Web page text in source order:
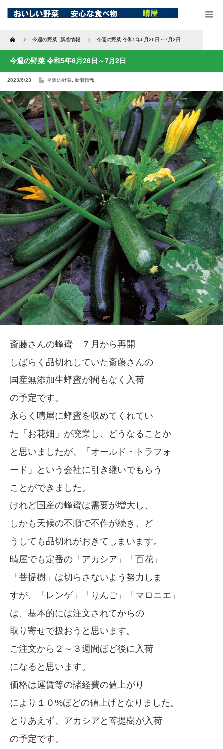
Home 今週の野菜 新着情報 今週の野菜 令和5年6月26日～7月2日
今週の野菜 令和5年6月26日～7月2日
2023/6/23 今週の野菜 新着情報
斎藤さんの蜂蜜 ７月から再開
しばらく品切れしていた斎藤さんの
国産無添加生蜂蜜が間もなく入荷
の予定です。
永らく晴屋に蜂蜜を収めてくれてい
た「お花畑」が廃業し、どうなることか
と思いましたが、「オールド・トラフォ
ード」という会社に引き継いでもらう
ことができました。
けれど国産の蜂蜜は需要が増大し、
しかも天候の不順で不作が続き、ど
うしても品切れがおきてしまいます。
晴屋でも定番の「アカシア」「百花」
「菩提樹」は切らさないよう努力しま
すが、「レンゲ」「りんご」「マロニエ」
は、基本的には注文されてからの
取り寄せで扱おうと思います。
ご注文から２～３週間ほど後に入荷
になると思います。
価格は運賃等の諸経費の値上がり
により１０%ほどの値上げとなりました。
とりあえず、アカシアと菩提樹が入荷
の予定です。